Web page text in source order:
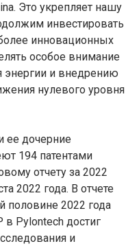
Это укрепляет нашу
инвестировать
инновационных
особое внимание
энергии и внедрению
нулевого уровня
ее дочерние
194 патентами
отчету за 2022
2022 года. В отчете
половине 2022 года
Pylontech достиг
и